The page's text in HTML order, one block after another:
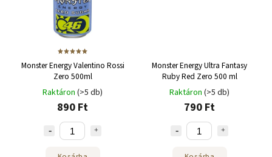
Monster Energy Valentino Rossi
Zero 500ml
Raktáron (>5 db)
890 Ft
Monster Energy Ultra Fantasy
Ruby Red Zero 500 ml
Raktáron (>5 db)
790 Ft